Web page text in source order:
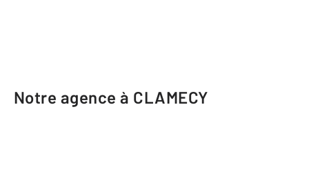
Notre agence à CLAMECY